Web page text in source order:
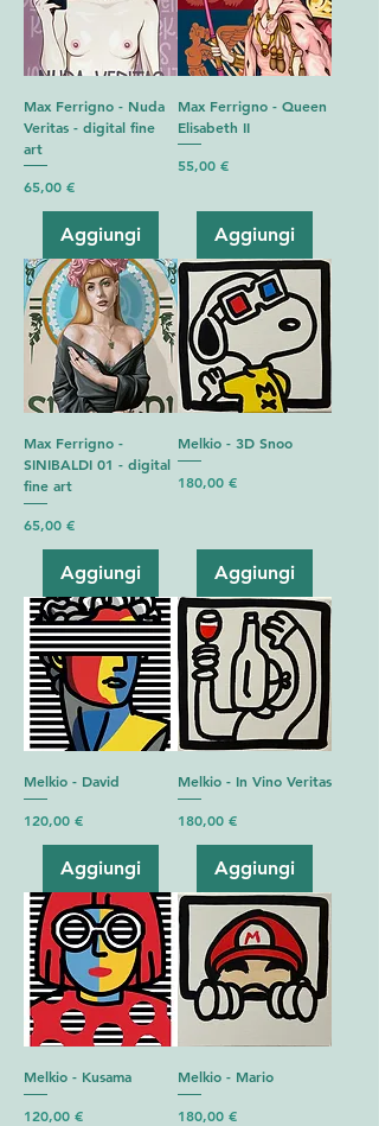
Max Ferrigno - Nuda
Veritas - digital fine
art
Prezzo
65,00 €
Aggiungi
Max Ferrigno - Queen
Elisabeth II
Prezzo
55,00 €
Aggiungi
Max Ferrigno -
SINIBALDI 01 - digital
fine art
Prezzo
65,00 €
Aggiungi
Melkio - 3D Snoo
Prezzo
180,00 €
Aggiungi
Melkio - David
Prezzo
120,00 €
Aggiungi
Melkio - In Vino Veritas
Prezzo
180,00 €
Aggiungi
Melkio - Kusama
Prezzo
120,00 €
Melkio - Mario
Prezzo
180,00 €